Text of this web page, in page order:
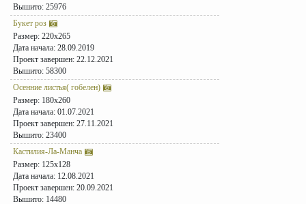
Вышито: 25976
Букет роз
Размер: 220x265
Дата начала: 28.09.2019
Проект завершен: 22.12.2021
Вышито: 58300
Осенние листья( гобелен)
Размер: 180x260
Дата начала: 01.07.2021
Проект завершен: 27.11.2021
Вышито: 23400
Кастилия-Ла-Манча
Размер: 125x128
Дата начала: 12.08.2021
Проект завершен: 20.09.2021
Вышито: 14480